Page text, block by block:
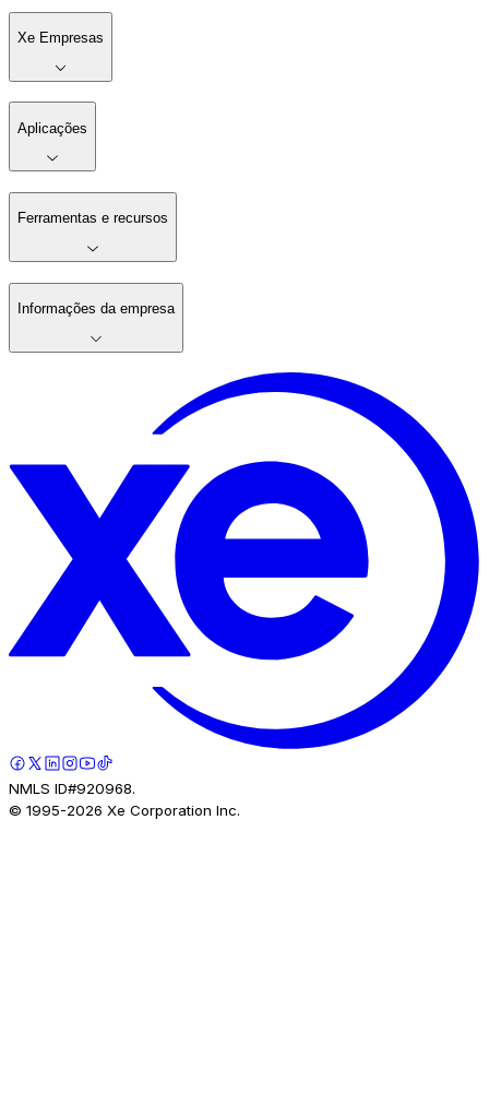
Xe Empresas
Aplicações
Ferramentas e recursos
Informações da empresa
NMLS ID#920968.
© 1995-2026 Xe Corporation Inc.